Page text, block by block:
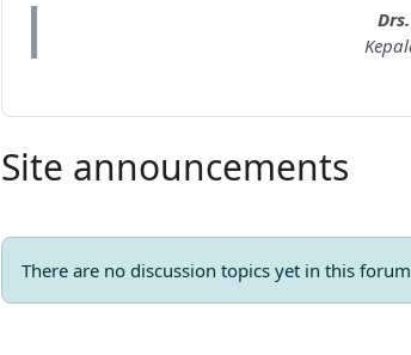
Site announcements
There are no discussion topics yet in this forum